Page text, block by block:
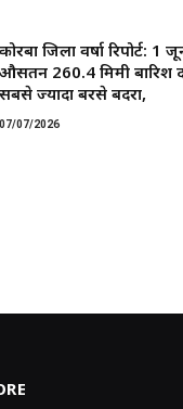
कोरबा जिला वर्षा रिपोर्ट:
औसतन 260.4 मिमी बारिश
सबसे ज्यादा बरसे बदरा,
07/07/2026